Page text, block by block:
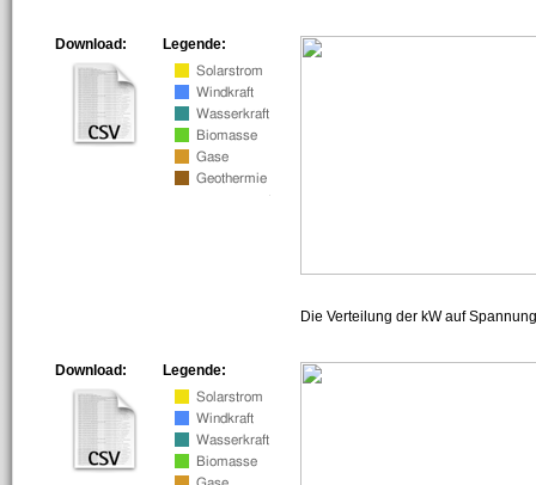
Legende:
Download:
Die Verteilung der kW auf
Legende:
Download: